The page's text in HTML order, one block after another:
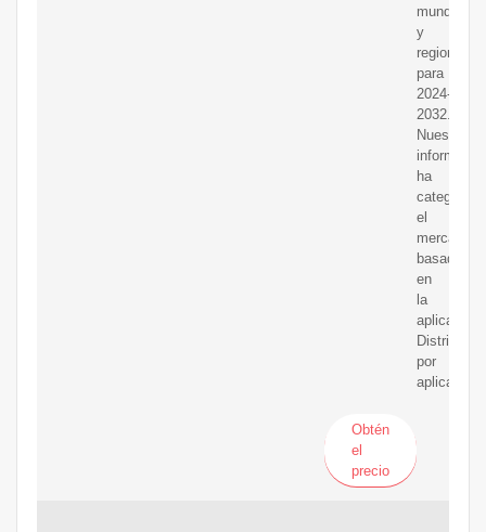
mundial
y
regional
para
2024-
2032.
Nuestro
informe
ha
el
mercado
basado
en
la
aplicación.
por
Obtén
el
precio